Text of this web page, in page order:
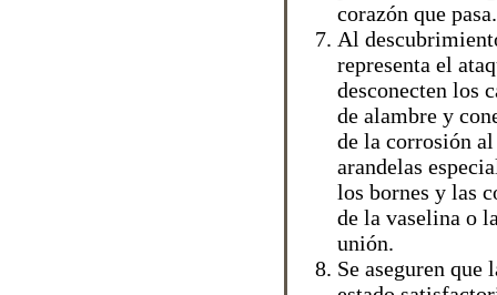
corazón que pasa.
Al
representa el
desconecten los
de alambre y
de la corrosión
arandelas
los bornes y las
de la vaselina o
unión.
Se aseguren que